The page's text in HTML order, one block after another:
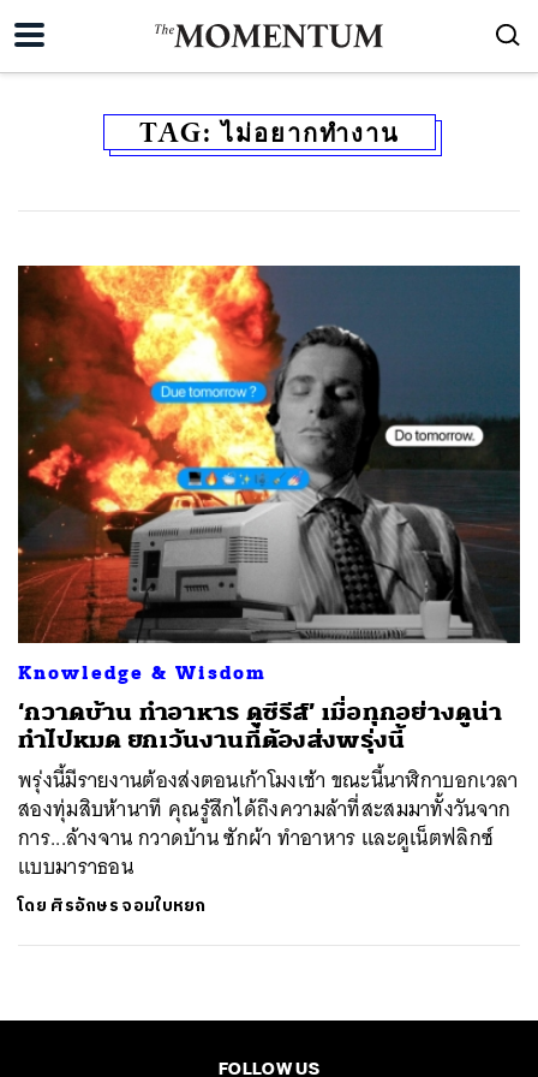
TAG:ไม่อยากทำงาน
Knowledge & Wisdom
‘กวาดบ้าน ทำอาหาร ดูซีรีส์’ เมื่อทุกอย่างดูน่า
ทำไปหมด ยกเว้นงานที่ต้องส่งพรุ่งนี้
พรุ่งนี้มีรายงานต้องส่งตอนเก้าโมงเช้า ขณะนี้นาฬิกาบอกเวลา
สองทุ่มสิบห้านาที คุณรู้สึกได้ถึงความล้าที่สะสมมาทั้งวันจาก
การ...ล้างจาน กวาดบ้าน ซักผ้า ทำอาหาร และดูเน็ตฟลิกซ์
แบบมาราธอน
โดย ศิรอักษร จอมใบหยก
FOLLOW US
ค้นหา
SHARE TWEET LINE EMAIL